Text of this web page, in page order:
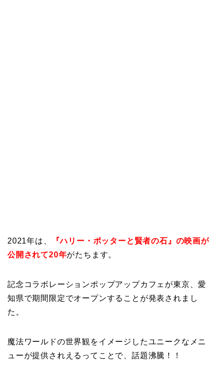
2021年は、
『ハリー・ポッターと賢者の石』の映画が
公開されて20年がたちます。
記念コラボレーションポップアップカフェが東京、愛
知県で期間限定でオープンすることが発表されまし
た。
魔法ワールドの世界観をイメージしたユニークなメニ
ューが提供されえるってことで、話題沸騰！！